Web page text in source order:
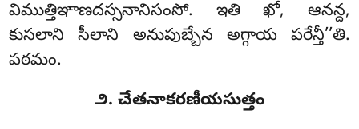
విముత్తిఞాణదస్సనానిసంసో. ఇతి ఖో, ఆనన్ద,
కుసలాని సీలాని అనుపుబ్బేన అగ్గాయ పరేన్తీ’’తి.
పఠమం.
౨. చేతనాకరణీయసుత్తం